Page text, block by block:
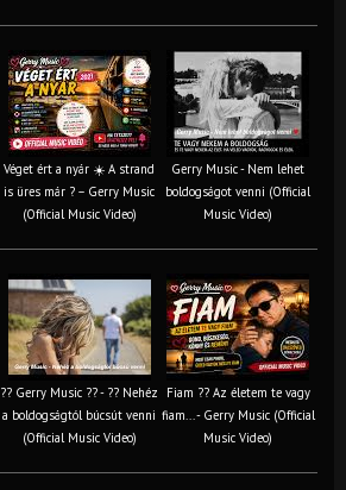
Véget ért a nyár ☀️ A strand
is üres már ? – Gerry Music
(Official Music Video)
Gerry Music - Nem lehet
boldogságot venni (Official
Music Video)
?? Gerry Music ?? - ?? Nehéz
a boldogságtól búcsút venni
(Official Music Video)
Fiam ?‍? Az életem te vagy
fiam... - Gerry Music (Official
Music Video)